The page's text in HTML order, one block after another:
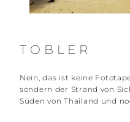
TOBLER
Nein, das ist keine
sondern der Strand von
Süden von Thailand und